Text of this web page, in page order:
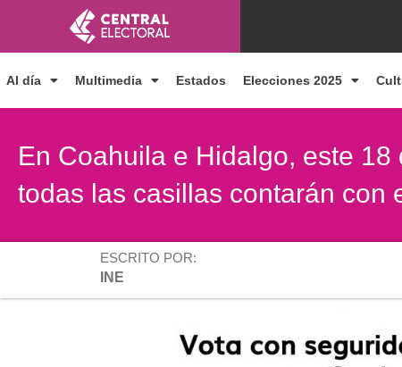
contenido
Al día Multimedia Estados Elecciones 2025
En Coahuila e Hidalgo, este
todas las casillas contarán con
ESCRITO POR:
INE